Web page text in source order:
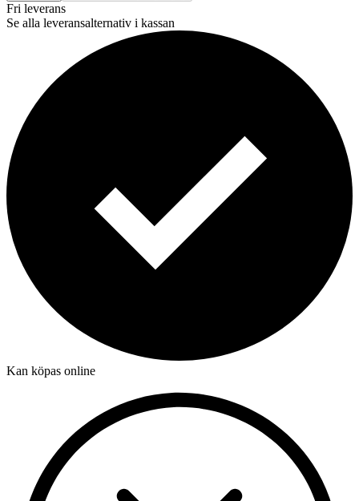
Fri leverans
Se alla leveransalternativ i kassan
Kan köpas online